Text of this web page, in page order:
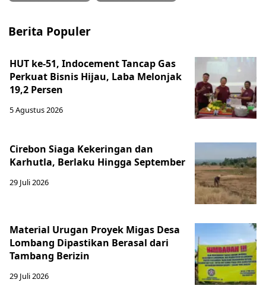
Berita Populer
HUT ke-51, Indocement Tancap Gas
Perkuat Bisnis Hijau, Laba Melonjak
19,2 Persen
5 Agustus 2026
Cirebon Siaga Kekeringan dan
Karhutla, Berlaku Hingga September
29 Juli 2026
Material Urugan Proyek Migas Desa
Lombang Dipastikan Berasal dari
Tambang Berizin
29 Juli 2026